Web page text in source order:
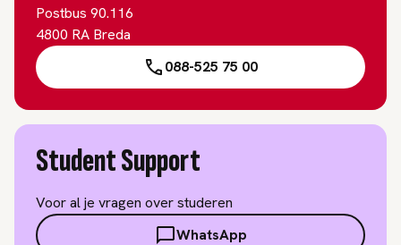
Postbus 90.116
4800 RA Breda
088-525 75 00
Student Support
Voor al je vragen over studeren
WhatsApp